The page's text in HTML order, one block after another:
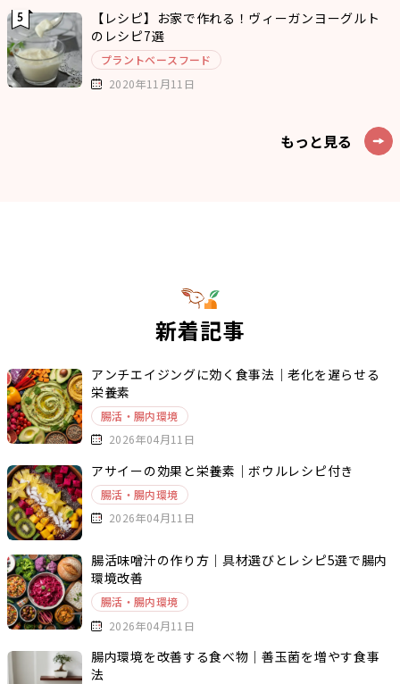
【レシピ】お家で作れる！ヴィーガンヨーグルト
のレシピ7選
プラントベースフード
2020年11月11日
もっと見る
新着記事
アンチエイジングに効く食事法｜老化を遅らせる
栄養素
腸活・腸内環境
2026年04月11日
アサイーの効果と栄養素｜ボウルレシピ付き
腸活・腸内環境
2026年04月11日
腸活味噌汁の作り方｜具材選びとレシピ5選で腸内
環境改善
腸活・腸内環境
2026年04月11日
腸内環境を改善する食べ物｜善玉菌を増やす食事
法